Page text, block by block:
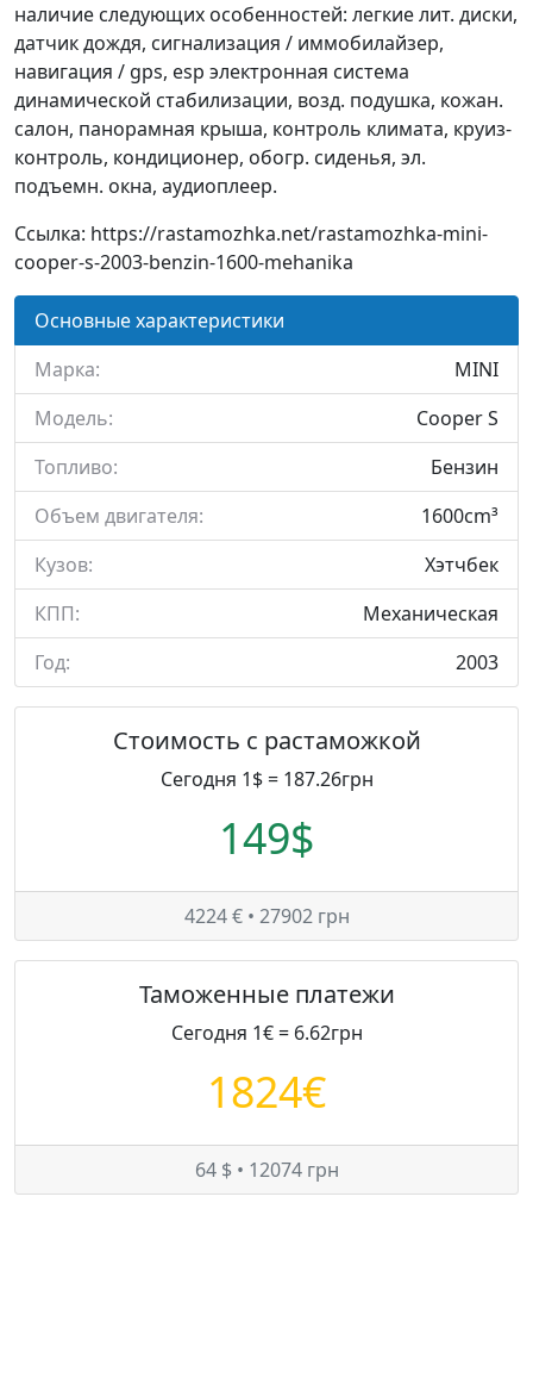
наличие следующих особенностей: легкие лит. диски,
датчик дождя, сигнализация / иммобилайзер,
навигация / gps, esp электронная система
динамической стабилизации, возд. подушка, кожан.
салон, панорамная крыша, контроль климата, круиз-
контроль, кондиционер, обогр. сиденья, эл.
подъемн. окна, аудиоплеер.
Ссылка: https://rastamozhka.net/rastamozhka-mini-
cooper-s-2003-benzin-1600-mehanika
Основные характеристики
Марка:
MINI
Модель:
Cooper S
Топливо:
Бензин
Объем двигателя:
1600cm³
Кузов:
Хэтчбек
КПП:
Механическая
Год:
2003
Стоимость с растаможкой
Сегодня 1$ = 187.26грн
149$
4224 € • 27902 грн
Таможенные платежи
Сегодня 1€ = 6.62грн
1824€
64 $ • 12074 грн